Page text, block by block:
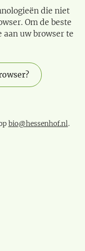
die niet
Om de beste
aan uw browser te
bio@hessenhof.nl.